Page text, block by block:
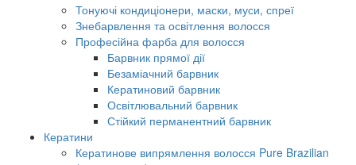
Тонуючі кондиціонери, маски, муси, спреї
Знебарвлення та освітлення волосся
Професійна фарба для волосся
Барвник прямої дії
Безаміачний барвник
Кератиновий барвник
Освітлювальний барвник
Стійкий перманентний барвник
Кератини
Кератинове випрямлення волосся Pure Brazilian